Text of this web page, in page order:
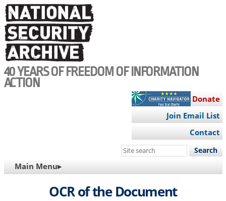
Skip
to
main
content
40 YEARS OF FREEDOM OF INFORMATION
ACTION
Donate
Join Email List
Contact
Search
site
MAIN
NAVIGATION
Main Menu▸
OCR of the Document